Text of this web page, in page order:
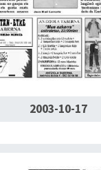
2003-10-17